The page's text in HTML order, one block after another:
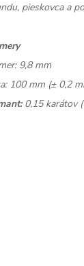
pieskovca a
9,8 mm
100 mm (± 0,2
0,15 karátov